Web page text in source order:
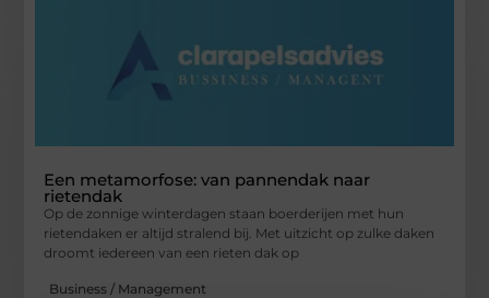
Een metamorfose: van pannendak naar
rietendak
Op de zonnige winterdagen staan boerderijen met hun
rietendaken er altijd stralend bij. Met uitzicht op zulke daken
droomt iedereen van een rieten dak op
Business / Management